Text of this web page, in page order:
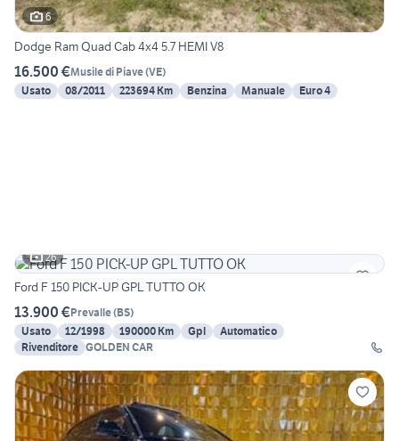
6
Dodge Ram Quad Cab 4x4 5.7 HEMI V8
16.500 €Musile di Piave(VE)
Usato
08/2011 223694 Km Benzina Manuale Euro 4
26
Ford F 150 PICK-UP GPL TUTTO OK
13.900 €Prevalle(BS)
Usato
12/1998 190000 Km Gpl
Automatico
Rivenditore GOLDEN CAR